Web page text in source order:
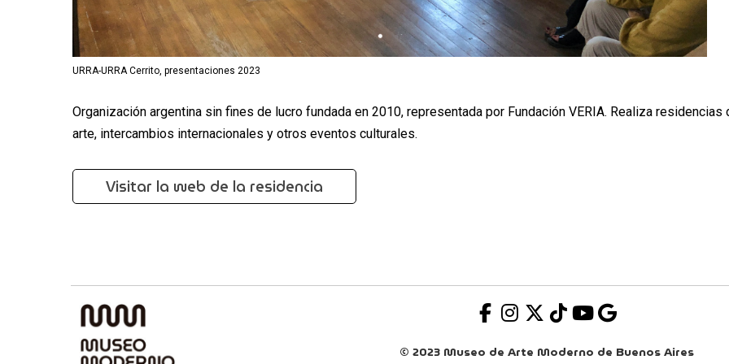
URRA-URRA Cerrito, presentaciones 2023
Organización argentina sin fines de lucro fundada en 2010, representada por Fundación VERIA. Realiza residencias
arte, intercambios internacionales y otros eventos culturales.
Visitar la web de la residencia
© 2023 Museo de Arte Moderno de Buenos Aires